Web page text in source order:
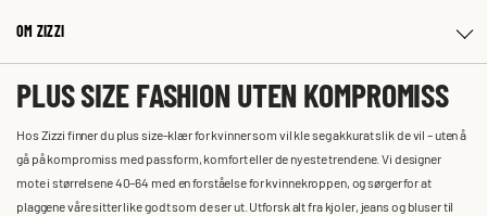
OM ZIZZI
PLUS SIZE FASHION UTEN KOMPROMISS
Hos Zizzi finner du plus size-klær for kvinner som vil kle seg akkurat slik de vil – uten å
gå på kompromiss med passform, komfort eller de nyeste trendene. Vi designer
mote i størrelsene 40–64 med en forståelse for kvinnekroppen, og sørger for at
plaggene våre sitter like godt som de ser ut. Utforsk alt fra kjoler, jeans og bluser til